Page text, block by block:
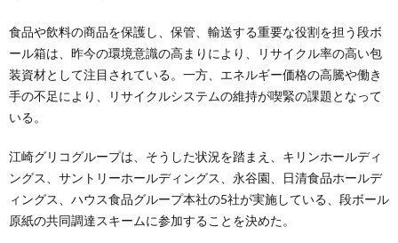
食品や飲料の商品を保護し、保管、輸送する重要な役割を担う段ボ
ール箱は、昨今の環境意識の高まりにより、リサイクル率の高い包
装資材として注目されている。一方、エネルギー価格の高騰や働き
手の不足により、リサイクルシステムの維持が喫緊の課題となって
いる。
江崎グリコグループは、そうした状況を踏まえ、キリンホールディ
ングス、サントリーホールディングス、永谷園、日清食品ホールデ
ィングス、ハウス食品グループ本社の5社が実施している、段ボール
原紙の共同調達スキームに参加することを決めた。